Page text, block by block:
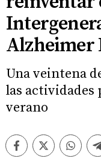
Alzheimer
Una veintena
las actividades
verano
FacebookTwitter